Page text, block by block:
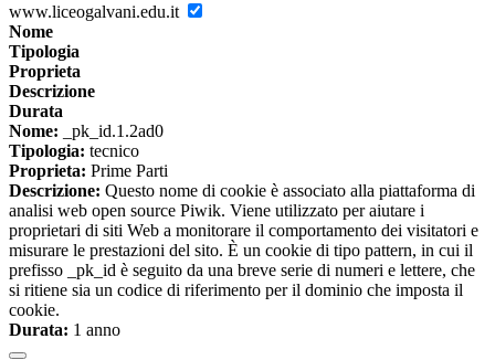
www.liceogalvani.edu.it
Nome
Tipologia
Proprieta
Descrizione
Durata
Nome: _pk_id.1.2ad0
Tipologia: tecnico
Proprieta: Prime Parti
Descrizione: Questo nome di cookie è associato alla piattaforma di
analisi web open source Piwik. Viene utilizzato per aiutare i
proprietari di siti Web a monitorare il comportamento dei visitatori e
misurare le prestazioni del sito. È un cookie di tipo pattern, in cui il
prefisso _pk_id è seguito da una breve serie di numeri e lettere, che
si ritiene sia un codice di riferimento per il dominio che imposta il
cookie.
Durata: 1 anno